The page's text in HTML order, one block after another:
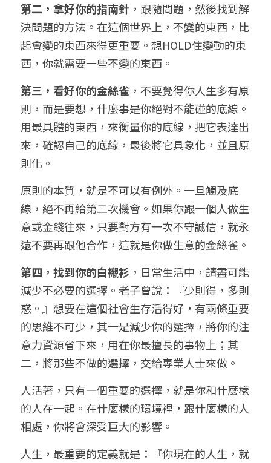
第二，拿好你的指南針 ，跟隨問題，然後找到解
決問題的方法。在這個世界上，不變的東西，比
起會變的東西來得更重要。想HOLD住變動的東
西，你就需要一些不變的東西。
第三，看好你的金絲雀 ，不要覺得你人生多有原
則，而是要想，什麼事是你絕對不能碰的底線。
用最具體的東西，來衡量你的底線，把它表達出
來，確認自己的底線，最後將它具象化，並且原
則化。
原則的本質，就是不可以有例外。一旦觸及底
線，絕不再給第二次機會。如果你跟一個人做生
意或金錢往來，只要對方有一次不守誠信，就永
遠不要再跟他合作，這就是你做生意的金絲雀。
第四，找到你的白襯衫 ，日常生活中，請盡可能
減少不必要的選擇。老子曾說：『少則得，多則
惑。』想要在這個社會生存活得好，有兩條重要
的思維不可少，其一是減少你的選擇，將你的注
意力資源省下來，用在你最擅長的事物上；其
二，將那些不做的選擇，交給專業人士來做。
人活著，只有一個重要的選擇，就是你和什麼樣
的人在一起。在什麼樣的環境裡，跟什麼樣的人
相處，你將會深受巨大的影響。
人生，最重要的定義就是：『你現在的人生，就